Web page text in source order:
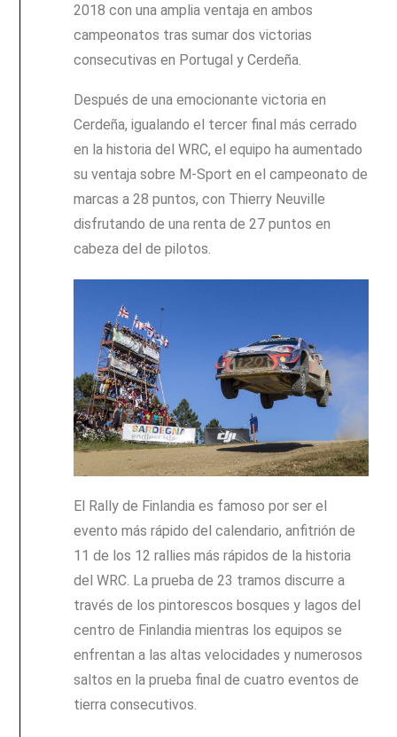
2018 con una amplia ventaja en ambos
campeonatos tras sumar dos victorias
consecutivas en Portugal y Cerdeña.
Después de una emocionante victoria en
Cerdeña, igualando el tercer final más cerrado
en la historia del WRC, el equipo ha aumentado
su ventaja sobre M-Sport en el campeonato de
marcas a 28 puntos, con Thierry Neuville
disfrutando de una renta de 27 puntos en
cabeza del de pilotos.
El Rally de Finlandia es famoso por ser el
evento más rápido del calendario, anfitrión de
11 de los 12 rallies más rápidos de la historia
del WRC. La prueba de 23 tramos discurre a
través de los pintorescos bosques y lagos del
centro de Finlandia mientras los equipos se
enfrentan a las altas velocidades y numerosos
saltos en la prueba final de cuatro eventos de
tierra consecutivos.